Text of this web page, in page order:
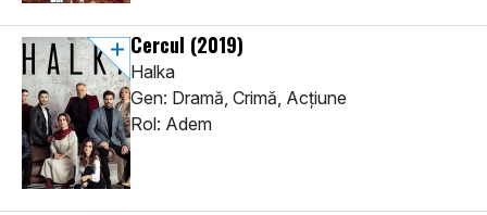
Cercul (2019)
Halka
Gen: Dramă, Crimă, Acţiune
Rol: Adem